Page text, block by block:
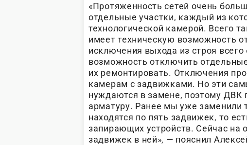
«Протяженность сетей очень
отдельные участки, каждый из
технологической камерой. Всего
имеет техническую возможность
исключения выхода из строя
возможность отключить
их ремонтировать. Отключения
камерам с задвижками. Но эти
нуждаются в замене, поэтому ДВК
арматуру. Ранее мы уже заменили
находятся по пять задвижек, то
запирающих устройств. Сейчас на
задвижек в ней», — пояснил